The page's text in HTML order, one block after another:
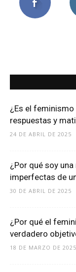
¿Es el
respuestas y
24 DE ABRIL DE 2025
¿Por qué soy
imperfectas de
30 DE ABRIL DE 2025
¿Por qué el
verdadero
18 DE MARZO DE 2025